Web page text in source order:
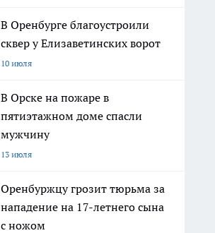
В Оренбурге благоустроили
сквер у Елизаветинских ворот
10 июля
В Орске на пожаре в
пятиэтажном доме спасли
мужчину
13 июля
Оренбуржцу грозит тюрьма за
нападение на 17-летнего сына
с ножом